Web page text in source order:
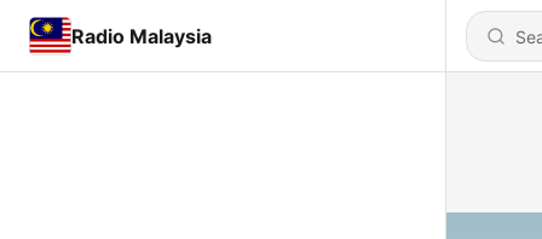
Radio Malaysia